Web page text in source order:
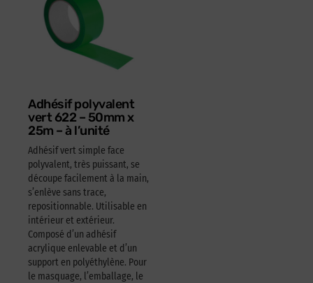
Adhésif polyvalent
vert 622 – 50mm x
25m – à l’unité
Adhésif vert simple face
polyvalent, très puissant, se
découpe facilement à la main,
s’enlève sans trace,
repositionnable. Utilisable en
intérieur et extérieur.
Composé d’un adhésif
acrylique enlevable et d’un
support en polyéthylène. Pour
le masquage, l’emballage, le